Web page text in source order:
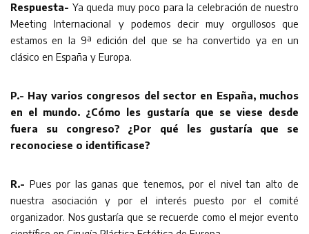
Respuesta- Ya queda muy poco para la celebración de nuestro
Meeting Internacional y podemos decir muy orgullosos que
estamos en la 9ª edición del que se ha convertido ya en un
clásico en España y Europa.
P.- Hay varios congresos del sector en España, muchos
en el mundo. ¿Cómo les gustaría que se viese desde
fuera su congreso? ¿Por qué les gustaría que se
reconociese o identificase?
R.- Pues por las ganas que tenemos, por el nivel tan alto de
nuestra asociación y por el interés puesto por el comité
organizador. Nos gustaría que se recuerde como el mejor evento